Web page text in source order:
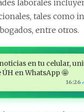
laborales
tales como
entre otros.
en tu celular,
ÚH en WhatsApp 🤩
16:26